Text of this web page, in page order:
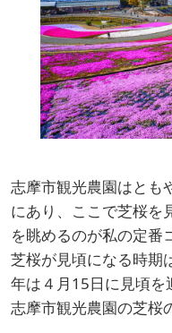
志摩市観光農園はとも
にあり、ここで芝桜を
を眺めるのが私の定番
芝桜が見頃になる時期
年は４月15日に見頃を
志摩市観光農園の芝桜